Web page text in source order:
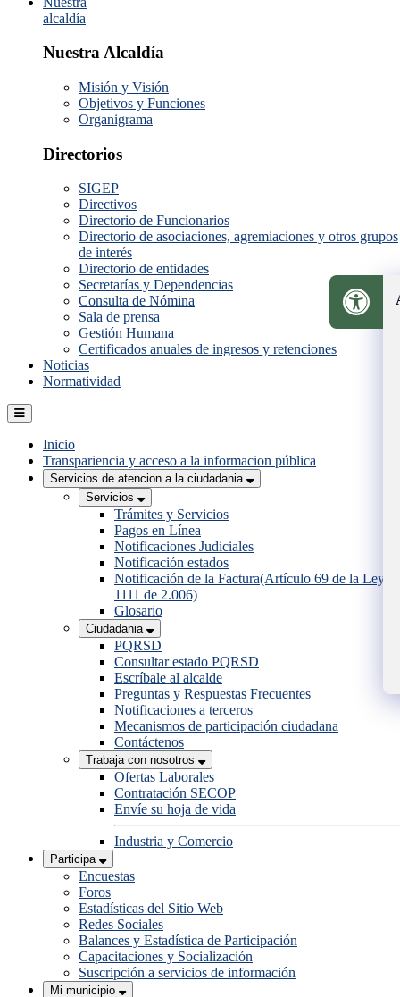
alcaldía
Nuestra Alcaldía
Misión y Visión
Objetivos y Funciones
Organigrama
Directorios
SIGEP
Directivos
Directorio de Funcionarios
Directorio de asociaciones, agremiaciones y otros grupos
de interés
Directorio de entidades
Secretarías y Dependencias
Consulta de Nómina
Sala de prensa
Gestión Humana
Certificados anuales de ingresos y retenciones
Noticias
Normatividad
Inicio
Transpariencia y acceso a la informacion pública
Servicios de atencion a la ciudadania
Servicios
Trámites y Servicios
Pagos en Línea
Notificaciones Judiciales
Notificación estados
Notificación de la Factura(Artículo 69 de la Ley
1111 de 2.006)
Glosario
Ciudadania
PQRSD
Consultar estado PQRSD
Escríbale al alcalde
Preguntas y Respuestas Frecuentes
Notificaciones a terceros
Mecanismos de participación ciudadana
Contáctenos
Trabaja con nosotros
Ofertas Laborales
Contratación SECOP
Envíe su hoja de vida
Industria y Comercio
Participa
Encuestas
Foros
Estadísticas del Sitio Web
Redes Sociales
Balances y Estadística de Participación
Capacitaciones y Socialización
Suscripción a servicios de información
Mi municipio